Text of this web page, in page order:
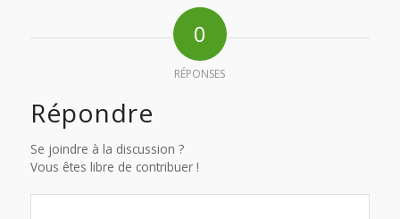
0
RÉPONSES
Répondre
Se joindre à la discussion ?
Vous êtes libre de contribuer !